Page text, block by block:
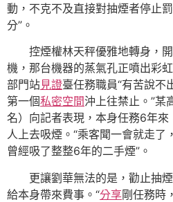
動，不克不及直接對抽煙者停止
分”。
控煙權林天秤優雅地轉身，
機，那台機器的蒸氣孔正噴出彩
部門站見證臺任務職員“有苦說不
第一個私密空間沖上往禁止。”某
名）向記者表現，本身任務6年
人上去吸煙。“乘客聞一會就走了
曾經吸了整整6年的二手煙”。
更讓劉華無法的是，勸止抽
給本身帶來費事。“分享剛任務時